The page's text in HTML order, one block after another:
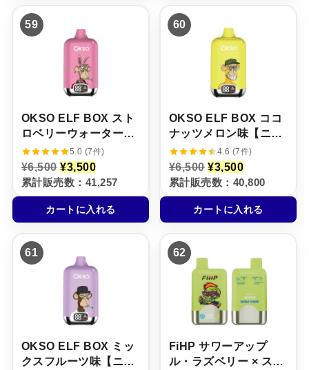
0
。
5
0
。
0
。
5
0
。
59
OKSO ELF BOX スト
ロベリーウォーターメ
ロン味【ニコパフ】
5%
5.0 (7件)
¥6,500 元
の
価
格
は
¥
0
。
¥3,500現
在
の
価
格
は
5
。
累計販売数：41,257
カートに入れる
60
OKSO ELF BOX ココ
ナッツメロン味【ニコ
パフ】5%4.6 (7件)
¥6,500 元
の
価
格
は
¥
0
0
で
し
た
。
¥3,500現
在
の
価
格
は
5
0
0
で
す
。
累計販売数：40,800
カートに入れる
61
OKSO ELF BOX ミッ
クスフルーツ味【ニコ
62
FiHP サワーアップ
ル・ラズベリー × スト